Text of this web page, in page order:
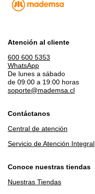
Atención al cliente
600 600 5353
WhatsApp
De lunes a sábado
de 09:00 a 19:00 horas
soporte@mademsa.cl
Contáctanos
Central de atención
Servicio de Atención Integral
Conoce nuestras tiendas
Nuestras Tiendas